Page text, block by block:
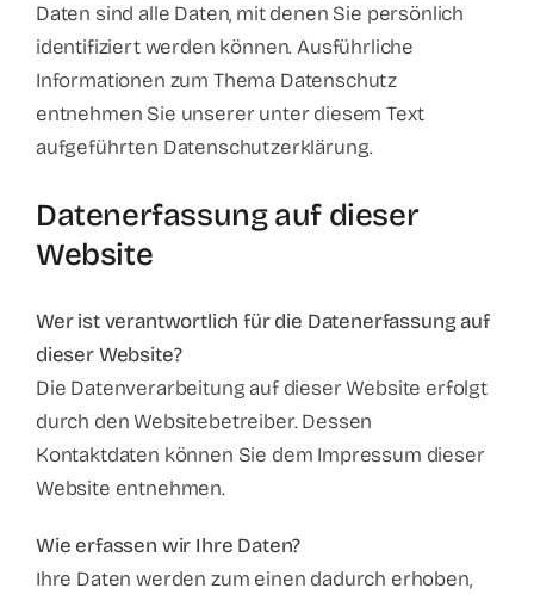
Daten sind alle Daten, mit denen Sie persönlich
identifiziert werden können. Ausführliche
Informationen zum Thema Datenschutz
entnehmen Sie unserer unter diesem Text
aufgeführten Datenschutzerklärung.
Datenerfassung auf dieser
Website
Wer ist verantwortlich für die Datenerfassung auf
dieser Website?
Die Datenverarbeitung auf dieser Website erfolgt
durch den Websitebetreiber. Dessen
Kontaktdaten können Sie dem Impressum dieser
Website entnehmen.
Wie erfassen wir Ihre Daten?
Ihre Daten werden zum einen dadurch erhoben,